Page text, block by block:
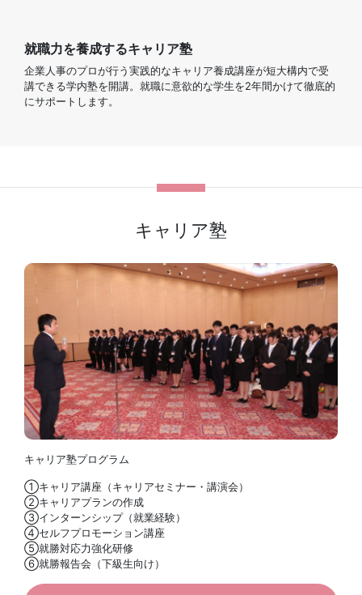
就職力を養成するキャリア塾
企業人事のプロが行う実践的なキャリア養成講座が短大構内で受
講できる学内塾を開講。就職に意欲的な学生を2年間かけて徹底的
にサポートします。
キャリア塾
キャリア塾プログラム
①キャリア講座（キャリアセミナー・講演会）
②キャリアプランの作成
③インターンシップ（就業経験）
④セルフプロモーション講座
⑤就勝対応力強化研修
⑥就勝報告会（下級生向け）